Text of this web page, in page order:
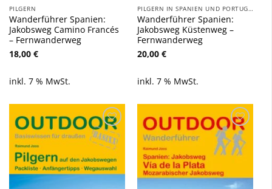
PILGERN
Wanderführer Spanien:
Jakobsweg Camino Francés
– Fernwanderweg
18,00 €
inkl. 7 % MwSt.
PILGERN IN SPANIEN UND PORTUGAL
Wanderführer Spanien:
Jakobsweg Küstenweg –
Fernwanderweg
20,00 €
inkl. 7 % MwSt.
Zu
Wunschliste
hinzufügen
Zu
Wunschliste
hinzufügen